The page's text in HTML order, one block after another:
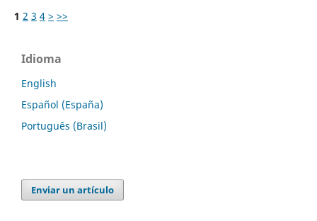
1 2 3 4 > >>
Idioma
English
Español (España)
Português (Brasil)
Enviar un artículo